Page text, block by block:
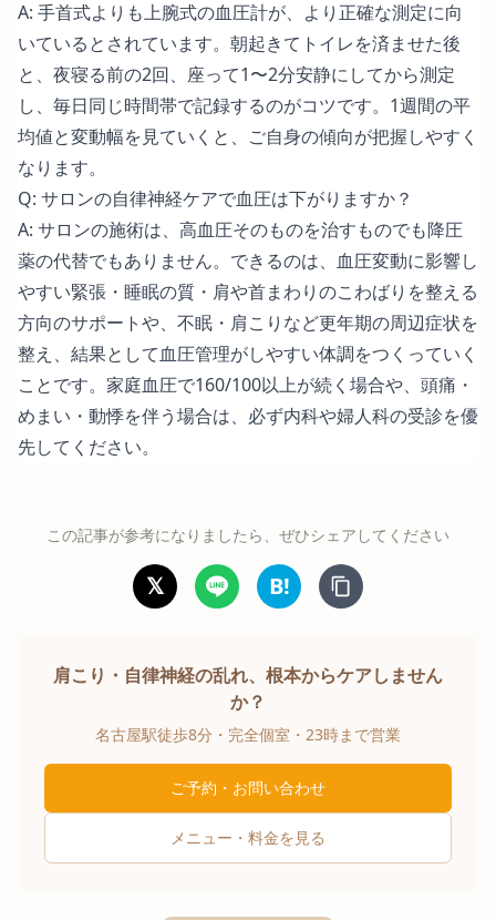
A: 手首式よりも上腕式の血圧計が、より正確な測定に向
いているとされています。朝起きてトイレを済ませた後
と、夜寝る前の2回、座って1〜2分安静にしてから測定
し、毎日同じ時間帯で記録するのがコツです。1週間の平
均値と変動幅を見ていくと、ご自身の傾向が把握しやすく
なります。
Q: サロンの自律神経ケアで血圧は下がりますか？
A: サロンの施術は、高血圧そのものを治すものでも降圧
薬の代替でもありません。できるのは、血圧変動に影響し
やすい緊張・睡眠の質・肩や首まわりのこわばりを整える
方向のサポートや、不眠・肩こりなど更年期の周辺症状を
整え、結果として血圧管理がしやすい体調をつくっていく
ことです。家庭血圧で160/100以上が続く場合や、頭痛・
めまい・動悸を伴う場合は、必ず内科や婦人科の受診を優
先してください。
この記事が参考になりましたら、ぜひシェアしてください
𝕏 B!
肩こり・自律神経の乱れ、根本からケアしません
か？
名古屋駅徒歩8分・完全個室・23時まで営業
ご予約・お問い合わせ
メニュー・料金を見る